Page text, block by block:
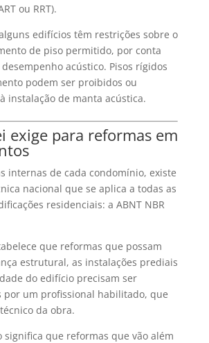
ou RRT).
edifícios têm restrições sobre o
de piso permitido, por conta
acústico. Pisos rígidos
podem ser proibidos ou
instalação de manta acústica.
exige para reformas em
internas de cada condomínio, existe
nacional que se aplica a todas as
residenciais: a ABNT NBR
que reformas que possam
estrutural, as instalações prediais
do edifício precisam ser
por um profissional habilitado, que
da obra.
significa que reformas que vão além